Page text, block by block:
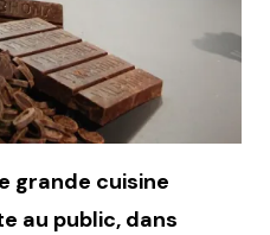
grande cuisine
au public, dans